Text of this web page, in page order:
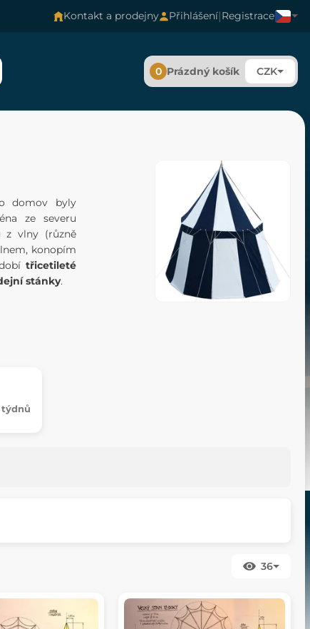
Kontakt a prodejny Přihlášení|Registrace
0 Prázdný košík CZK
domov byly
ze severu
z vlny (různě
konopím
třicetileté
stánky.
týdnů
36